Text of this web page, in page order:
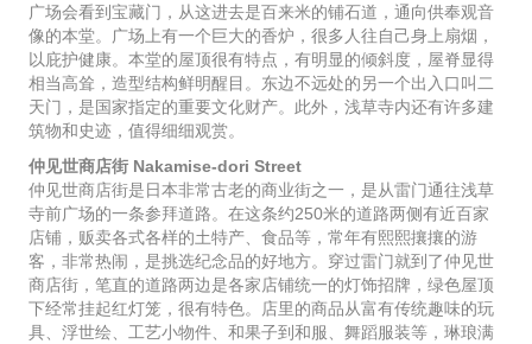
广场会看到宝藏门，从这进去是百来米的铺石道，通向供奉观音
像的本堂。广场上有一个巨大的香炉，很多人往自己身上扇烟，
以庇护健康。本堂的屋顶很有特点，有明显的倾斜度，屋脊显得
相当高耸，造型结构鲜明醒目。东边不远处的另一个出入口叫二
天门，是国家指定的重要文化财产。此外，浅草寺内还有许多建
筑物和史迹，值得细细观赏。
仲见世商店街 Nakamise-dori Street
仲见世商店街是日本非常古老的商业街之一，是从雷门通往浅草
寺前广场的一条参拜道路。在这条约250米的道路两侧有近百家
店铺，贩卖各式各样的土特产、食品等，常年有熙熙攘攘的游
客，非常热闹，是挑选纪念品的好地方。穿过雷门就到了仲见世
商店街，笔直的道路两边是各家店铺统一的灯饰招牌，绿色屋顶
下经常挂起红灯笼，很有特色。店里的商品从富有传统趣味的玩
具、浮世绘、工艺小物件、和果子到和服、舞蹈服装等，琳琅满